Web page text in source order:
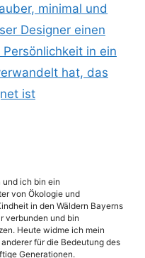
minimal und
Designer einen
in ein
hat, das
ist
und ich bin ein
von Ökologie und
in den Wäldern Bayerns
verbunden und bin
Heute widme ich mein
für die Bedeutung des
Generationen.